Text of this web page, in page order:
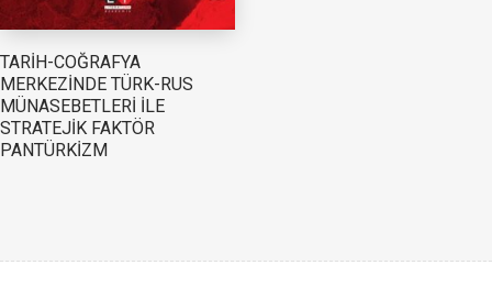
TARİH-COĞRAFYA
MERKEZİNDE TÜRK-RUS
MÜNASEBETLERİ İLE
STRATEJİK FAKTÖR
PANTÜRKİZM